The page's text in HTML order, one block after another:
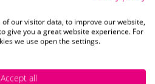
Freigabe
our visitor data, to improve our website,
give you a great website experience. For
we use open the settings.
Accept all